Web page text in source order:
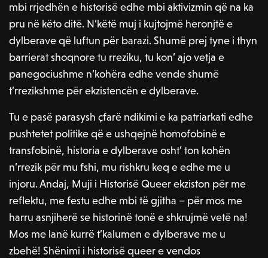
mbi rrjedhën e historisë edhe mbi aktivizmin që na ka
pru në këto ditë. N’këtë muj i kujtojmë heronjtë e
dylberave që luftun për barazi. Shumë prej tyne i thyn
barrierat shoqnore tu rreziku, tu kon’ ajo vetja e
panegociushme n’kohëra edhe vende shumë
t’rrezikshme për ekzistencën e dylberave.
Tu e pasë parasysh çfarë ndikimi e ka patriarkati edhe
pushtetet politike që e ushqejnë homofobinë e
transfobinë, historia e dylberave osht’ ton kohën
n’rrezik për mu fshi, mu rishkru keq e edhe me u
injoru. Andaj, Muji i Historisë Queer ekziston për me
reflektu, me festu edhe mbi të gjitha – për mos me
harru asnjiherë se historinë tonë e shkrujmë vetë na!
Mos me lanë kurrë t’kalumen e dylberave me u
zbehë! Shënimi i historisë queer e vendos